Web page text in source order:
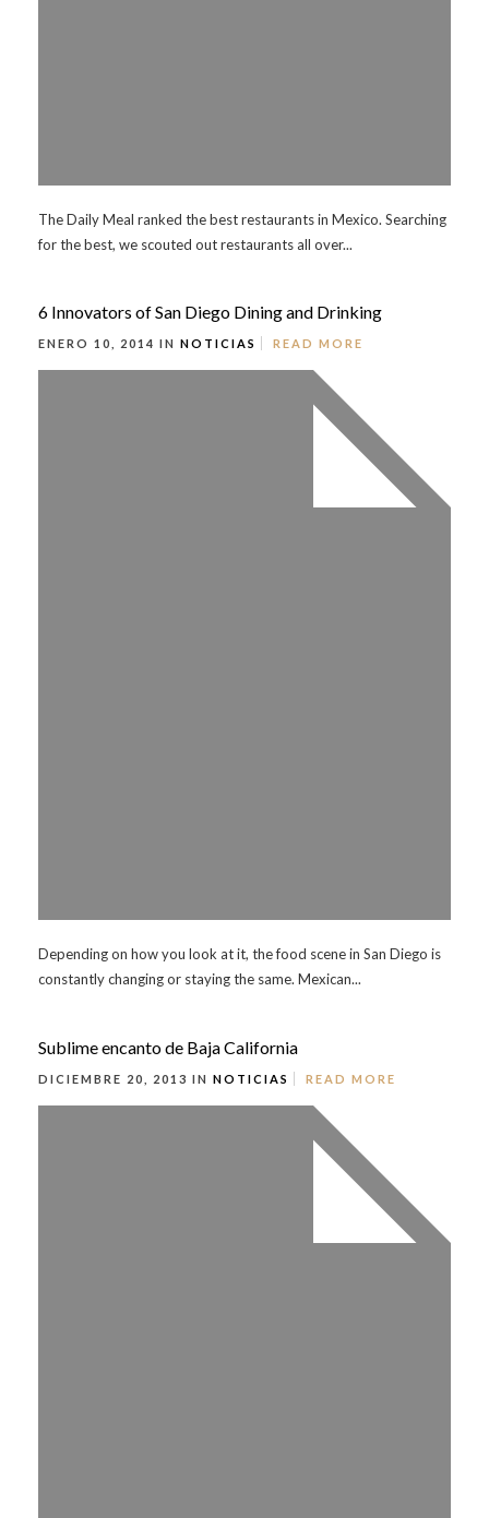
The Daily Meal ranked the best restaurants in Mexico. Searching
for the best, we scouted out restaurants all over...
6 Innovators of San Diego Dining and Drinking
ENERO 10, 2014 IN NOTICIAS READ MORE
Depending on how you look at it, the food scene in San Diego is
constantly changing or staying the same. Mexican...
Sublime encanto de Baja California
DICIEMBRE 20, 2013 IN NOTICIAS READ MORE